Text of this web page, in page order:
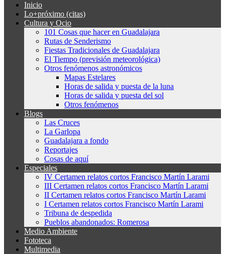
Inicio
Lo+próximo (citas)
Cultura y Ocio
101 Cosas que hacer en Guadalajara
Rutas de Senderismo
Fiestas Tradicionales de Guadalajara
El Tiempo (previsión meteorológica)
Otros fenómenos astronómicos
Mapas Estelares
Horas de salida y puesta de la luna
Horas de salida y puesta del sol
Otros fenómenos
Blogs
Las Cruces
La Garlopa
Guadalajara a fondo
Reportajes
Cosas de aquí
Especiales
IV Certamen relatos cortos Francisco Martín Larami
III Certamen relatos cortos Francisco Martín Larami
II Certamen relatos cortos Francisco Martín Larami
I Certamen relatos cortos Francisco Martín Larami
Tribuna de despedida
Pueblos abandonados: Romerosa
Medio Ambiente
Fototeca
Multimedia